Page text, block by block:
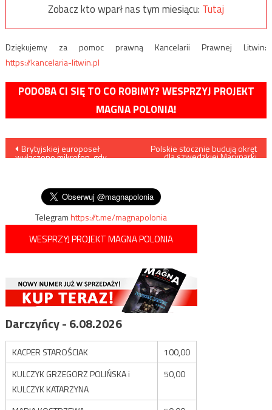
Zobacz kto wparł nas tym miesiącu: Tutaj
Dziękujemy za pomoc prawną Kancelarii Prawnej Litwin:
https://kancelaria-litwin.pl
PODOBA CI SIĘ TO CO ROBIMY? WESPRZYJ PROJEKT
MAGNA POLONIA!
Nawigacja
Brytyjskiej europoseł
wyłączono mikrofon, gdy
Polskie stocznie budują okręt
dla szwedzkiej Marynarki
Telegramhttps://t.me/magnapolonia
WESPRZYJ PROJEKT MAGNA POLONIA
Darczyńcy - 6.08.2026
KACPER STAROŚCIAK
100,00
KULCZYK GRZEGORZ POLIŃSKA i
KULCZYK KATARZYNA
50,00